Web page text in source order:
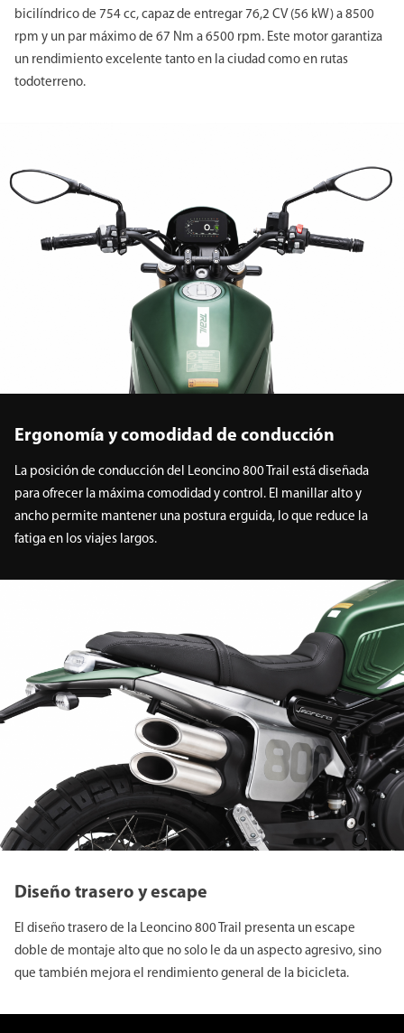
bicilíndrico de 754 cc, capaz de entregar 76,2 CV (56 kW) a 8500
rpm y un par máximo de 67 Nm a 6500 rpm. Este motor garantiza
un rendimiento excelente tanto en la ciudad como en rutas
todoterreno.
Ergonomía y comodidad de conducción
La posición de conducción del Leoncino 800 Trail está diseñada
para ofrecer la máxima comodidad y control. El manillar alto y
ancho permite mantener una postura erguida, lo que reduce la
fatiga en los viajes largos.
Diseño trasero y escape
El diseño trasero de la Leoncino 800 Trail presenta un escape
doble de montaje alto que no solo le da un aspecto agresivo, sino
que también mejora el rendimiento general de la bicicleta.